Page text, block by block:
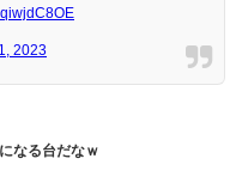
2023
なる台だなｗ